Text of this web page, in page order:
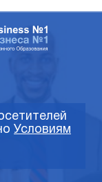
Условиям